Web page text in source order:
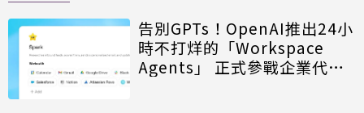
告別GPTs！OpenAI推出24小
時不打烊的「Workspace
Agents」 正式參戰企業代理